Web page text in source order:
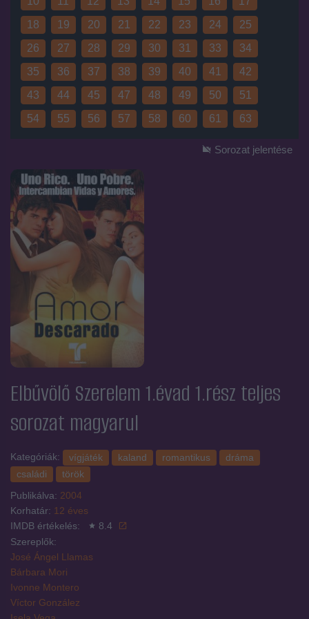
Hirdetés
Hirdetés átugrása
18
19 20 21 22 23 24
25
26
27 28 29 30 31 33
34
35
36 37 38 39 40 41
42
43
44 45 47 48 49 50
51
54
55 56 57 58 60 61 63
Sorozat jelentése
Elbűvölő Szerelem 1.évad 1.rész teljes
sorozat magyarul
Kategóriák: vígjáték kaland romantikus
dráma
családi
török
Publikálva: 2004
Korhatár: 12 éves
IMDB értékelés:
8.4
Szereplők:
José Ángel Llamas
Bárbara Mori
Ivonne Montero
Víctor González